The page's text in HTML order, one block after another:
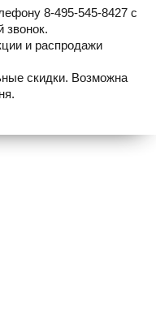
8-495-545-8427 с
звонок.
и распродажи
скидки. Возможна